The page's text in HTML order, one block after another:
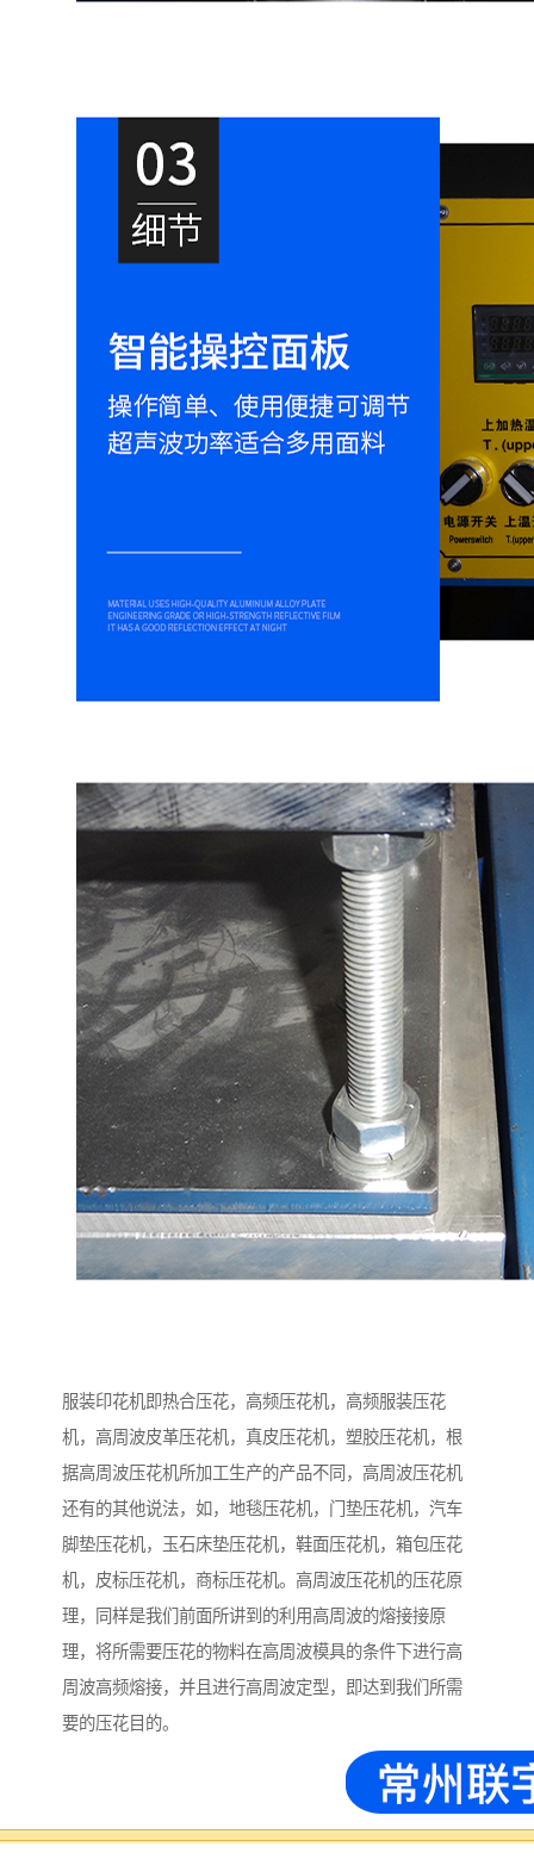
服装印花机即热合压花，高频压花机，高频服装压花
机，高周波皮革压花机，真皮压花机，塑胶压花机，根
据高周波压花机所加工生产的产品不同，高周波压花机
还有的其他说法，如，地毯压花机，门垫压花机，汽车
脚垫压花机，玉石床垫压花机，鞋面压花机，箱包压花
机，皮标压花机，商标压花机。高周波压花机的压花原
理，同样是我们前面所讲到的利用高周波的熔接接原
理，将所需要压花的物料在高周波模具的条件下进行高
周波高频熔接，并且进行高周波定型，即达到我们所需
要的压花目的。